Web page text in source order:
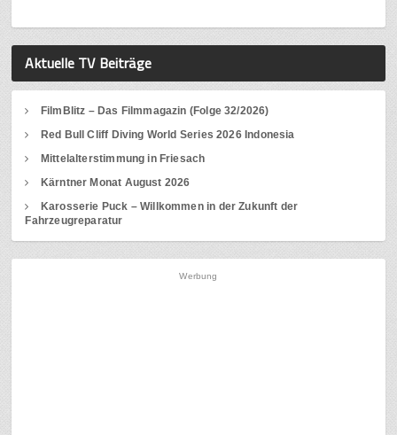
Aktuelle TV Beiträge
FilmBlitz – Das Filmmagazin (Folge 32/2026)
Red Bull Cliff Diving World Series 2026 Indonesia
Mittelalterstimmung in Friesach
Kärntner Monat August 2026
Karosserie Puck – Willkommen in der Zukunft der
Fahrzeugreparatur
Werbung